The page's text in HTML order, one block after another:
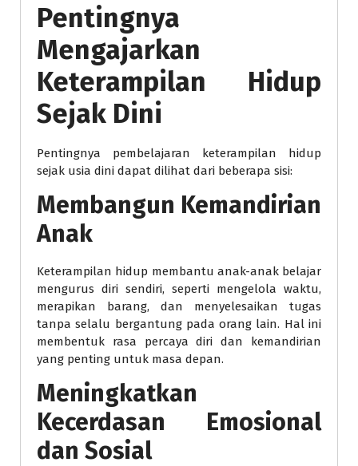
Pentingnya
Mengajarkan
Keterampilan Hidup
Sejak Dini
Pentingnya pembelajaran keterampilan hidup
sejak usia dini dapat dilihat dari beberapa sisi:
Membangun Kemandirian
Anak
Keterampilan hidup membantu anak-anak belajar
mengurus diri sendiri, seperti mengelola waktu,
merapikan barang, dan menyelesaikan tugas
tanpa selalu bergantung pada orang lain. Hal ini
membentuk rasa percaya diri dan kemandirian
yang penting untuk masa depan.
Meningkatkan
Kecerdasan Emosional
dan Sosial